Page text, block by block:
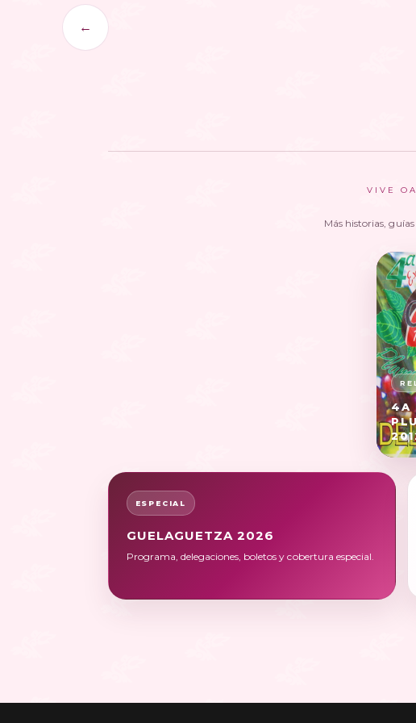
←
VIVE
Más historias,
4A
ESPECIAL
GUELAGUETZA 2026
Programa, delegaciones, boletos y cobertura especial.